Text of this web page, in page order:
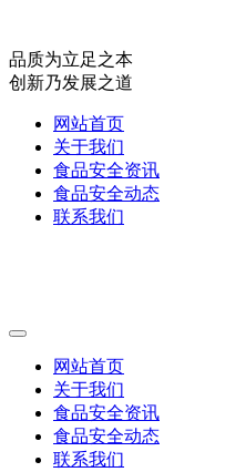
品质为立足之本
创新乃发展之道
网站首页
关于我们
食品安全资讯
食品安全动态
联系我们
网站首页
关于我们
食品安全资讯
食品安全动态
联系我们